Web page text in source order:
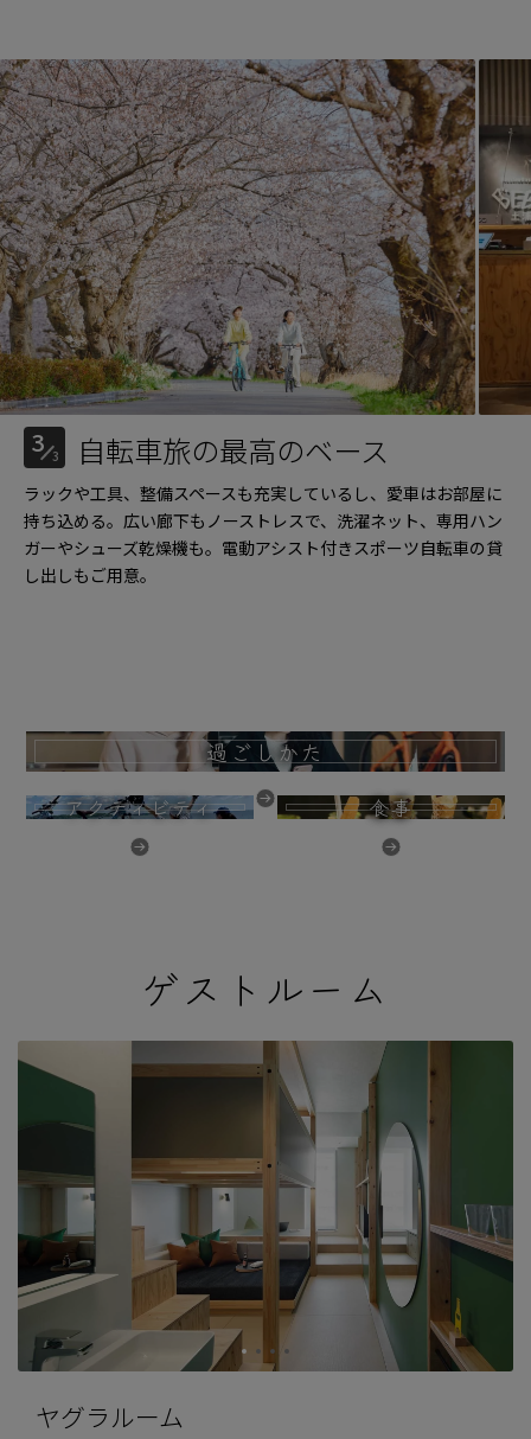
3 3 自転車旅の最高のベース
ラックや工具、整備スペースも充実しているし、愛車はお部屋に
持ち込める。広い廊下もノーストレスで、洗濯ネット、専用ハン
ガーやシューズ乾燥機も。電動アシスト付きスポーツ自転車の貸
し出しもご用意。
過ごしかた
アクティビティ 食事
ゲストルーム
ヤグラルーム